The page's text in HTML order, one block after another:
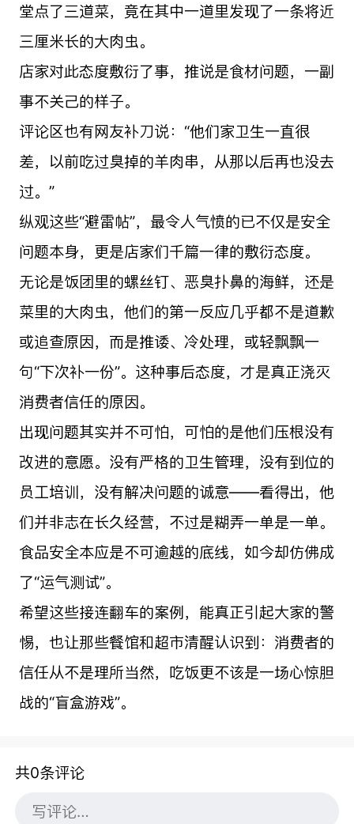
堂点了三道菜，竟在其中一道里发现了一条将近
三厘米长的大肉虫。
店家对此态度敷衍了事，推说是食材问题，一副
事不关己的样子。
评论区也有网友补刀说：“他们家卫生一直很
差，以前吃过臭掉的羊肉串，从那以后再也没去
过。”
纵观这些“避雷帖”，最令人气愤的已不仅是安全
问题本身，更是店家们千篇一律的敷衍态度。
无论是饭团里的螺丝钉、恶臭扑鼻的海鲜，还是
菜里的大肉虫，他们的第一反应几乎都不是道歉
或追查原因，而是推诿、冷处理，或轻飘飘一
句“下次补一份”。这种事后态度，才是真正浇灭
消费者信任的原因。
出现问题其实并不可怕，可怕的是他们压根没有
改进的意愿。没有严格的卫生管理，没有到位的
员工培训，没有解决问题的诚意——看得出，他
们并非志在长久经营，不过是糊弄一单是一单。
食品安全本应是不可逾越的底线，如今却仿佛成
了“运气测试”。
希望这些接连翻车的案例，能真正引起大家的警
惕，也让那些餐馆和超市清醒认识到：消费者的
信任从不是理所当然，吃饭更不该是一场心惊胆
战的“盲盒游戏”。
共0条评论